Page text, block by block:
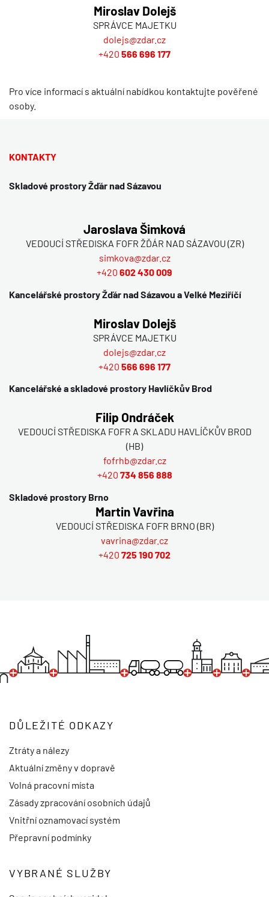
Miroslav Dolejš
SPRÁVCE MAJETKU
dolejs@zdar.cz
+420 566 696 177
Pro více informací s aktuální nabídkou kontaktujte pověřené
osoby.
KONTAKTY
Skladové prostory Žďár nad Sázavou
Jaroslava Šimková
VEDOUCÍ STŘEDISKA FOFR ŽĎÁR NAD SÁZAVOU (ZR)
simkova@zdar.cz
+420 602 430 009
Kancelářské prostory Žďár nad Sázavou a Velké Meziříčí
Miroslav Dolejš
SPRÁVCE MAJETKU
dolejs@zdar.cz
+420 566 696 177
Kancelářské a skladové prostory Havlíčkův Brod
Filip Ondráček
VEDOUCÍ STŘEDISKA FOFR A SKLADU HAVLÍČKŮV BROD
(HB)
fofrhb@zdar.cz
+420 734 856 888
Skladové prostory Brno
Martin Vavřina
VEDOUCÍ STŘEDISKA FOFR BRNO (BR)
vavrina@zdar.cz
+420 725 190 702
DŮLEŽITÉ ODKAZY
Ztráty a nálezy
Aktuální změny v dopravě
Volná pracovní místa
Zásady zpracování osobních údajů
Vnitřní oznamovací systém
Přepravní podmínky
VYBRANÉ SLUŽBY